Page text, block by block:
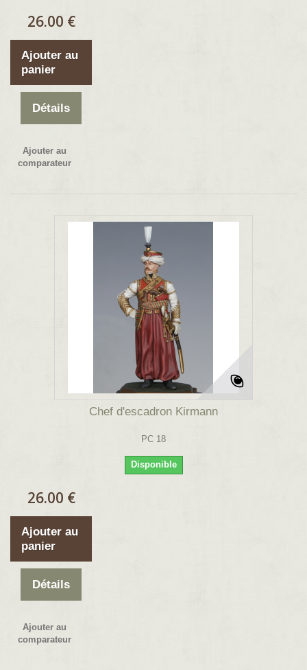
26.00 €
Ajouter au
panier
Détails
Ajouter au
comparateur
Chef d'escadron Kirmann
PC 18
Disponible
26.00 €
Ajouter au
panier
Détails
Ajouter au
comparateur